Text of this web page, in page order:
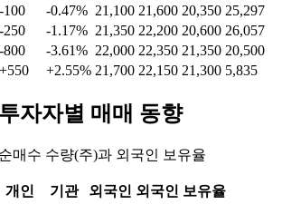
-100 -0.47% 21,100 21,600 20,350 25,297
-250 -1.17% 21,350 22,200 20,600 26,057
-800 -3.61% 22,000 22,350 21,350 20,500
+550 +2.55% 21,700 22,150 21,300 5,835
투자자별 매매 동향
매수 수량(주)과 외국인 보유율
개인 기관 외국인 외국인 보유율